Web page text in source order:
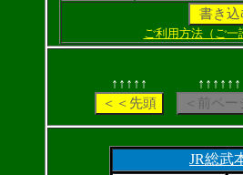
ご利用方法（ご一
↑↑↑↑↑ ↑↑↑↑↑↑
JR総武